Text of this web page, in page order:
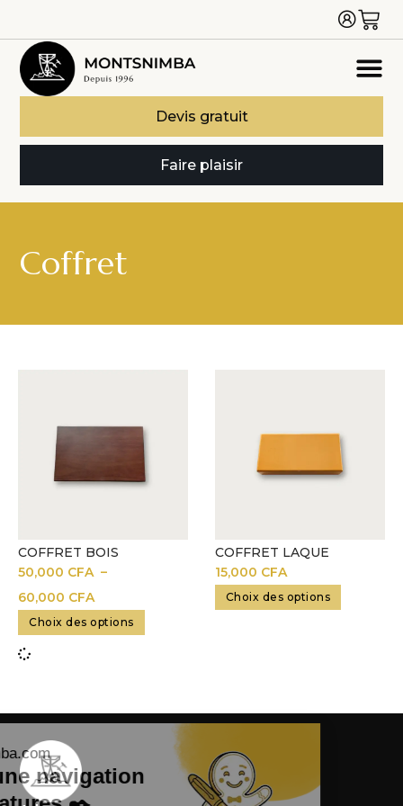
Devis gratuit
Faire plaisir
Coffret
COFFRET BOIS
50,000 CFA –
60,000 CFA
Choix des options
COFFRET LAQUE
15,000 CFA
Choix des options